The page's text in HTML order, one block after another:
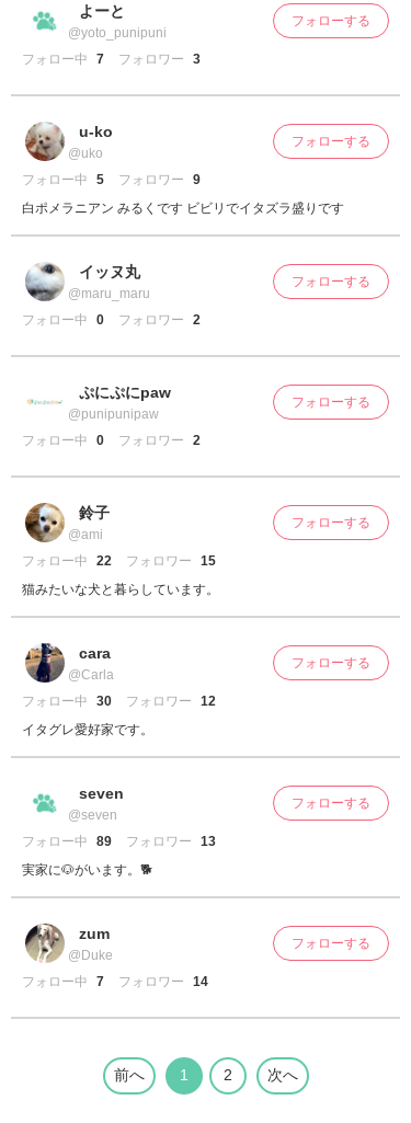
よーと
@yoto_punipuni
フォロー中
7 フォロワー 3
フォローする
u-ko
@uko
フォロー中
5 フォロワー
9
白ポメラニアン みるくです ビビリでイタズラ盛りです
フォローする
イッヌ丸
@maru_maru
フォロー中
0 フォロワー 2
フォローする
ぷにぷにpaw
@punipunipaw
フォロー中
0 フォロワー 2
フォローする
鈴子
@ami
フォロー中
22 フォロワー
15
猫みたいな犬と暮らしています。
フォローする
cara
@Carla
フォロー中
30 フォロワー
12
イタグレ愛好家です。
フォローする
seven
@seven
フォロー中
89 フォロワー
13
実家に🐶がいます。🐕
フォローする
zum
@Duke
フォロー中
7 フォロワー 14
フォローする
前へ 1 2 次へ